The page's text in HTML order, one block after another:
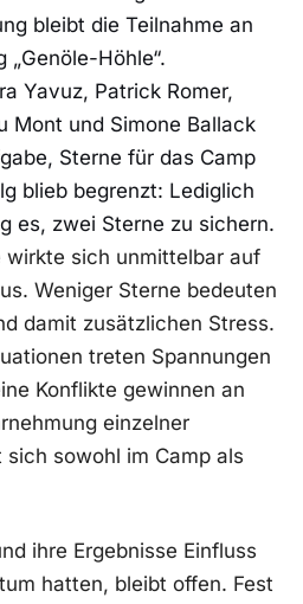
bleibt die Teilnahme an
Höhle“.
Yavuz, Patrick Romer,
Mont und Simone Ballack
Sterne für das Camp
blieb begrenzt: Lediglich
es, zwei Sterne zu sichern.
wirkte sich unmittelbar auf
Weniger Sterne bedeuten
damit zusätzlichen Stress.
treten Spannungen
Konflikte gewinnen an
einzelner
sowohl im Camp als
ihre Ergebnisse Einfluss
hatten, bleibt offen. Fest